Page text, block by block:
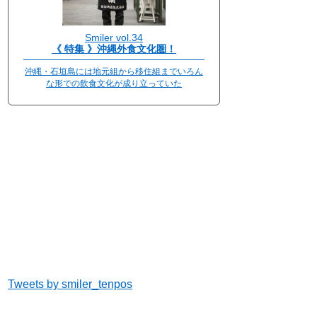
Smiler vol.34
《 特集 》沖縄外食文化圏！
沖縄・石垣島には地元組から移住組までいろん
な形での飲食文化が成り立っていた
Tweets by smiler_tenpos